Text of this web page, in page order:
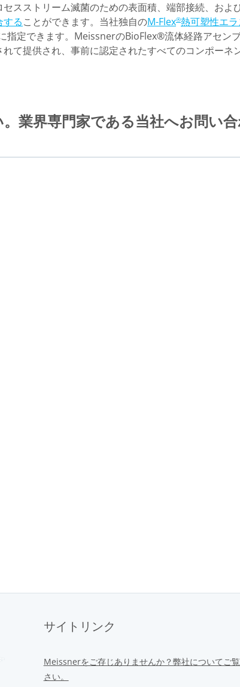
スストリーム滅菌のための表面積、端部接続、およ
することができます。当社独自のM-Flex®熱可塑性エラ
指定できます。MeissnerのBioFlex®流体経路アセン
て提供され、事前に認定されたすべてのコンポーネ
業界専門家である当社へお問い
サイトリンク
Meissnerをご存じありませんか？弊社についてご
さい。